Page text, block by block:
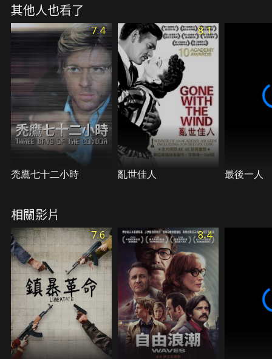
然中，約翰結識了名叫艾琳的女子，她的丈夫在越戰
中不幸死去，約翰對艾琳心懷憐憫。隨著時間的推
移，約翰漸漸愛上了善良堅強的艾琳，而艾琳亦對正
直的約翰心生愛慕，兩人走到了一起。然而，這段戀
情遭到了艾琳的兒子哈羅德的強烈反對，不惜以離家
出走來表示抗議，可是，就在哈羅德離家當天，騷亂
爆發了，在一片混亂之中，艾琳悲哀而絕望地尋找著
自己的兒子。
其他人也看了
7.4
禿鷹七十二小時
8.1
亂世佳人 最後一人
相關影片
7.6 8.4